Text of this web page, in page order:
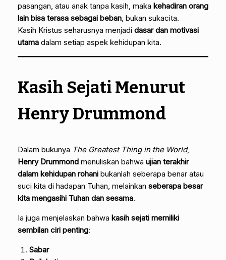
pasangan, atau anak tanpa kasih, maka kehadiran orang
lain bisa terasa sebagai beban , bukan sukacita.
Kasih Kristus seharusnya menjadi dasar dan motivasi
utama dalam setiap aspek kehidupan kita.
Kasih Sejati Menurut
Henry Drummond
Dalam bukunya The Greatest Thing in the World,
Henry Drummond menuliskan bahwa ujian terakhir
dalam kehidupan rohani bukanlah seberapa benar atau
suci kita di hadapan Tuhan, melainkan seberapa besar
kita mengasihi Tuhan dan sesama.
Ia juga menjelaskan bahwa kasih sejati memiliki
sembilan ciri penting:
Sabar